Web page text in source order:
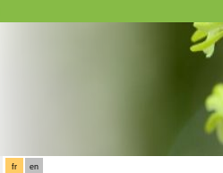
fr en